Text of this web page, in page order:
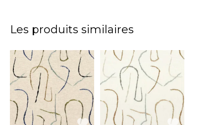
Les produits similaires